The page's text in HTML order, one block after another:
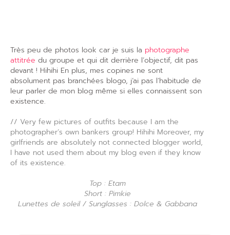
Très peu de photos look car je suis la photographe
attitrée du groupe et qui dit derrière l’objectif, dit pas
devant ! Hihihi En plus, mes copines ne sont
absolument pas branchées blogo, j’ai pas l’habitude de
leur parler de mon blog même si elles connaissent son
existence.
// Very few pictures of outfits because I am the
photographer’s own bankers group! Hihihi Moreover, my
girlfriends are absolutely not connected blogger world,
I have not used them about my blog even if they know
of its existence.
Top : Etam
Short : Pimkie
Lunettes de soleil / Sunglasses : Dolce & Gabbana